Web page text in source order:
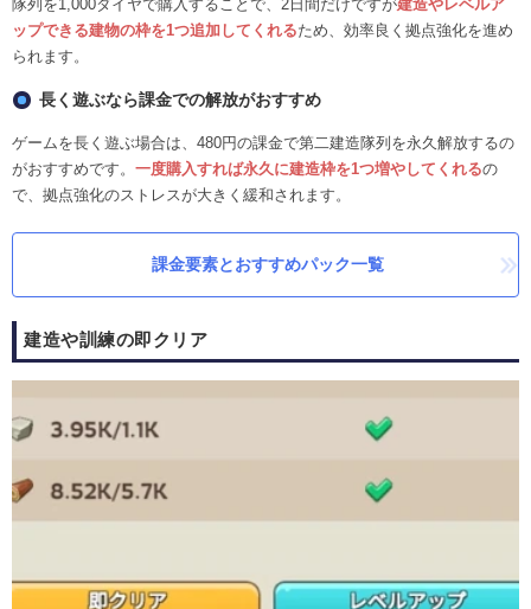
隊列を1,000ダイヤで購入することで、2日間だけですが建造やレベルア
ップできる建物の枠を1つ追加してくれるため、効率良く拠点強化を進め
られます。
長く遊ぶなら課金での解放がおすすめ
ゲームを長く遊ぶ場合は、480円の課金で第二建造隊列を永久解放するの
がおすすめです。 一度購入すれば永久に建造枠を1つ増やしてくれるの
で、拠点強化のストレスが大きく緩和されます。
課金要素とおすすめパック一覧
建造や訓練の即クリア